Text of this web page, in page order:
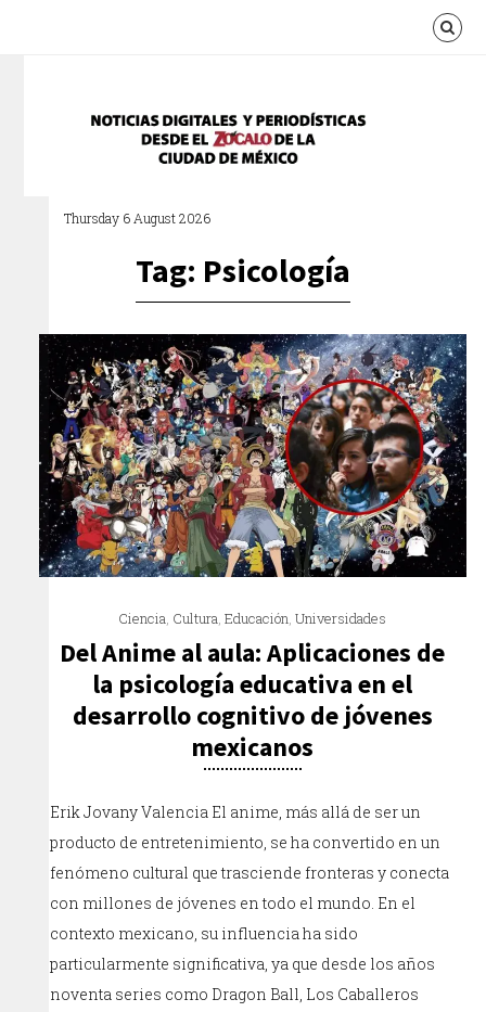
Thursday 6 August 2026
Tag: Psicología
Ciencia, Cultura,Educación,Universidades
Del Anime al aula: Aplicaciones de
la psicología educativa en el
desarrollo cognitivo de jóvenes
mexicanos
Erik Jovany Valencia El anime, más allá de ser un
producto de entretenimiento, se ha convertido en un
fenómeno cultural que trasciende fronteras y conecta
con millones de jóvenes en todo el mundo. En el
contexto mexicano, su influencia ha sido
particularmente significativa, ya que desde los años
noventa series como Dragon Ball, Los Caballeros